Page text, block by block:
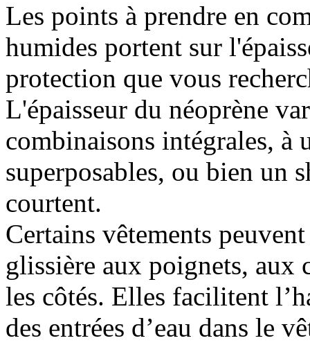
Les points à prendre en
humides portent sur
protection que vous
L'épaisseur du néoprène
combinaisons intégrales, à
superposables, ou bien un
courtent.
Certains vêtements
glissière aux poignets,
les côtés. Elles facilitent
des entrées d’eau dans le